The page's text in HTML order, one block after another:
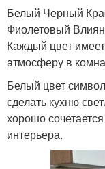
Белый Черный
Фиолетовый
Каждый цвет
атмосферу в
Белый цвет
сделать кухню
хорошо
интерьера.